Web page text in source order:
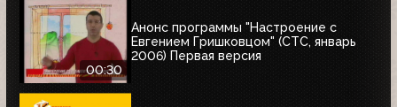
00:30
Анонс программы "Настроение с
Евгением Гришковцом" (СТС, январь
2006) Первая версия